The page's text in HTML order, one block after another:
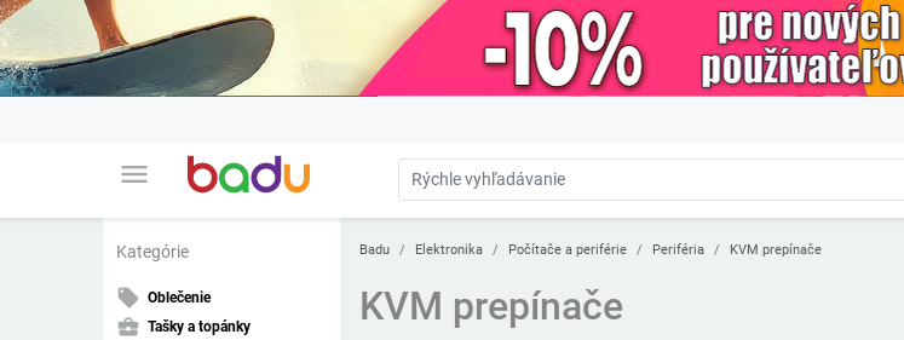
menu
Kategórie
local_offer Oblečenie
business_center Tašky a topánky
Badu Elektronika Počítače a periférie Periféria KVM prepínače
KVM prepínače